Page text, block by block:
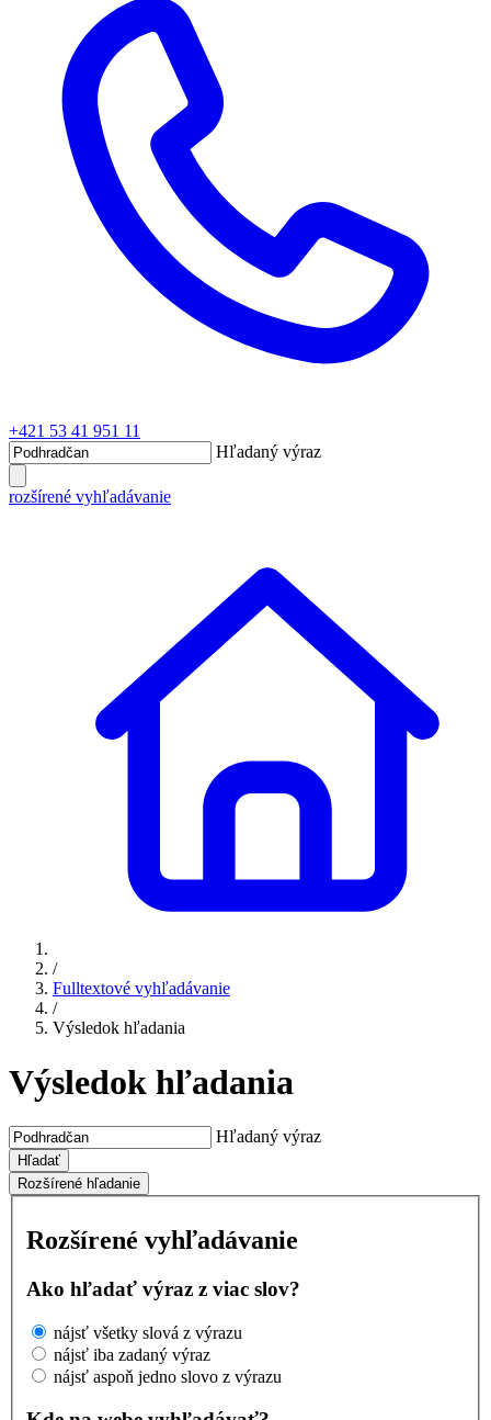
+421 53 41 951 11
Hľadaný výraz
rozšírené vyhľadávanie
/
Fulltextové vyhľadávanie
/
Výsledok hľadania
Výsledok hľadania
Hľadaný výraz
Hľadať
Rozšírené hľadanie
Rozšírené vyhľadávanie
Ako hľadať výraz z viac slov?
nájsť všetky slová z výrazu
nájsť iba zadaný výraz
nájsť aspoň jedno slovo z výrazu